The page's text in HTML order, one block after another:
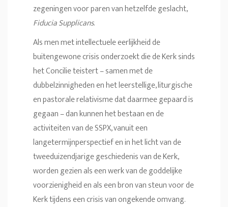
zegeningen voor paren van hetzelfde geslacht,
Fiducia Supplicans.
Als men met intellectuele eerlijkheid de
buitengewone crisis onderzoekt die de Kerk sinds
het Concilie teistert – samen met de
dubbelzinnigheden en het leerstellige, liturgische
en pastorale relativisme dat daarmee gepaard is
gegaan – dan kunnen het bestaan en de
activiteiten van de SSPX, vanuit een
langetermijnperspectief en in het licht van de
tweeduizendjarige geschiedenis van de Kerk,
worden gezien als een werk van de goddelijke
voorzienigheid en als een bron van steun voor de
Kerk tijdens een crisis van ongekende omvang.